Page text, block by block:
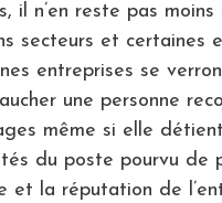
il n’en reste pas
secteurs et certaines
entreprises se
une personne
même si elle
du poste pourvu de
et la réputation de